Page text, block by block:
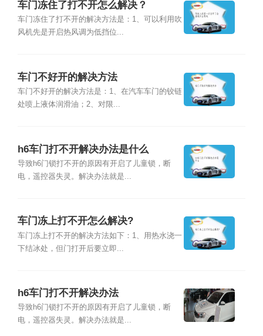
车门冻住了打不开怎么解决？
车门冻住了打不开的解决方法是：1、可以利用吹
风机先是开启热风调为低挡位...
车门不好开的解决方法
车门不好开的解决方法是：1、在汽车车门的铰链
处喷上液体润滑油；2、对限...
h6车门打不开解决办法是什么
导致h6门锁打不开的原因有开启了儿童锁，断
电，遥控器失灵。解决办法就是...
车门冻上打不开怎么解决?
车门冻上打不开的解决方法如下：1、用热水浇一
下结冰处，但门打开后要立即...
h6车门打不开解决办法
导致h6门锁打不开的原因有开启了儿童锁，断
电，遥控器失灵。解决办法就是...